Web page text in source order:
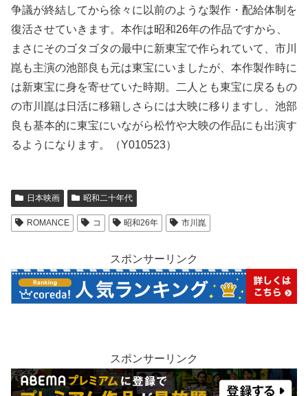
争議が終結してから徐々に以前のような製作・配給体制を
復活させていきます。本作は昭和26年の作品ですから、
まさにそのゴタゴタの最中に新東宝で作られていて、市川
崑も主演の池部良も元は東宝にいましたが、本作製作時に
は新東宝に身を寄せていた時期。二人とも東宝に戻るもの
の市川崑は日活に移籍しさらには大映に移りますし、池部
良も基本的に東宝にいながら松竹や大映の作品にも出演す
るようになります。（Y010523）
日本映画 昭和二十年代
ROMANCE コ 昭和26年 市川崑
スポンサーリンク
スポンサーリンク